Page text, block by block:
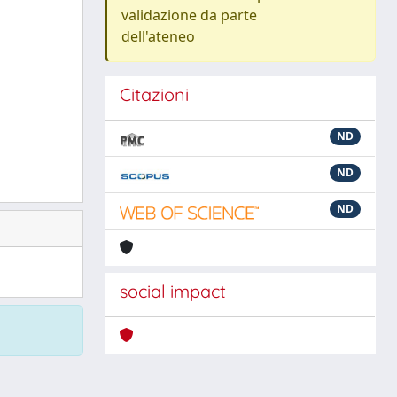
validazione da parte
dell'ateneo
Citazioni
ND
ND
ND
social impact